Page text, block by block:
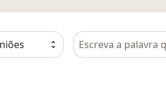
Pesquisar em